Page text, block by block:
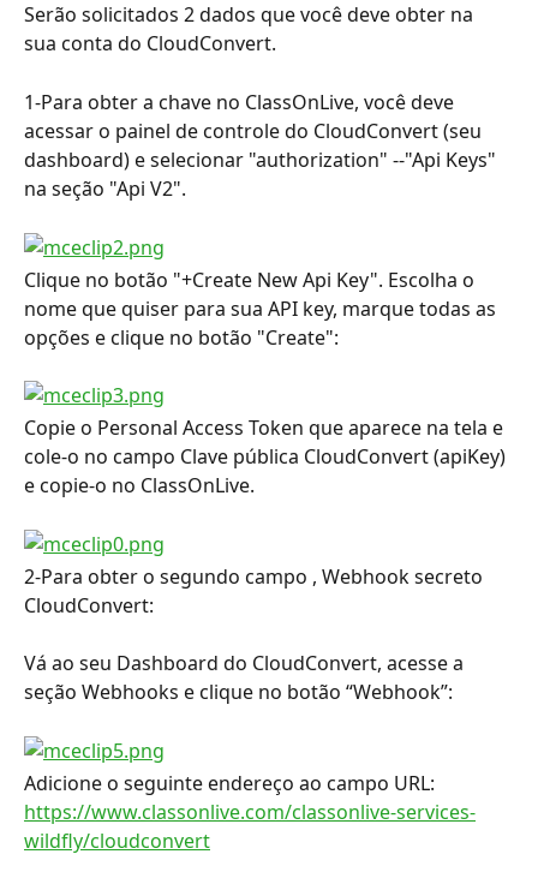
Serão solicitados 2 dados que você deve obter na
sua conta do CloudConvert.
1-Para obter a chave no ClassOnLive, você deve
acessar o painel de controle do CloudConvert (seu
dashboard) e selecionar "authorization" --"Api Keys"
na seção "Api V2".
Clique no botão "+Create New Api Key". Escolha o
nome que quiser para sua API key, marque todas as
opções e clique no botão "Create":
Copie o Personal Access Token que aparece na tela e
cole-o no campo Clave pública CloudConvert (apiKey)
e copie-o no ClassOnLive.
2-Para obter o segundo campo , Webhook secreto
CloudConvert:
Vá ao seu Dashboard do CloudConvert, acesse a
seção Webhooks e clique no botão “Webhook”:
Adicione o seguinte endereço ao campo URL:
https://www.classonlive.com/classonlive-services-
wildfly/cloudconvert